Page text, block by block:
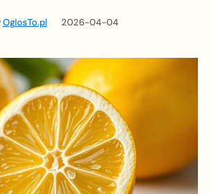
OglosTo.pl 2026-04-04